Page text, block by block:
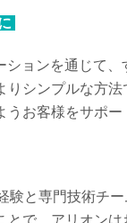
ションを通じて
りシンプルな方
うお客様をサポー
験と専門技術チ
とで、アリオン